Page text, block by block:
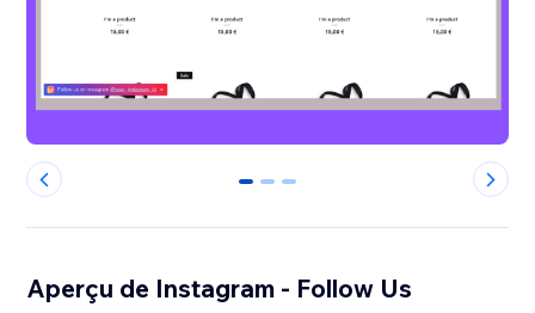
0 1 2
Aperçu de Instagram - Follow Us